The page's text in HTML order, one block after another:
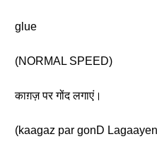
glue
(NORMAL SPEED)
काग़ज़ पर गोंद लगाएं।
(kaagaz par gonD